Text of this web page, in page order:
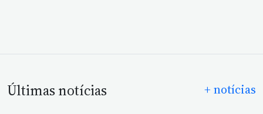
Últimas notícias + notícias